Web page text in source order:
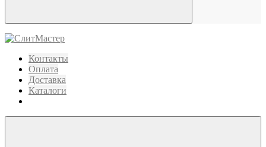
Контакты
Оплата
Доставка
Каталоги